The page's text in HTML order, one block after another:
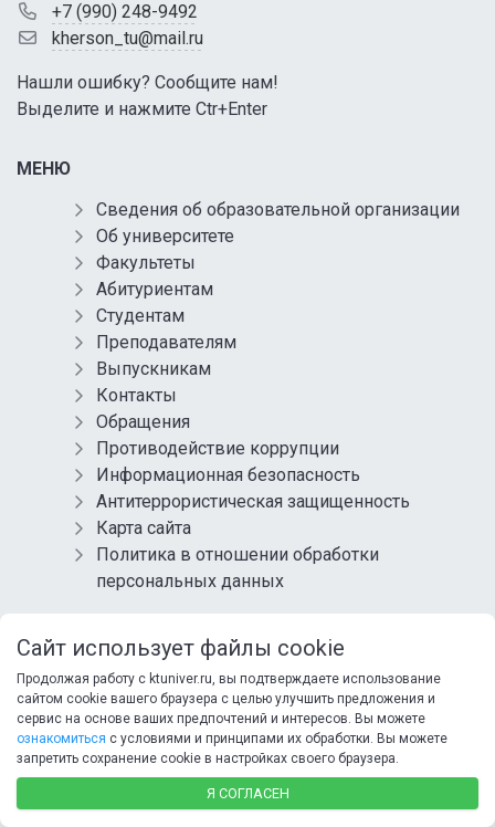
+7 (990) 248-9492
kherson_tu@mail.ru
Нашли ошибку? Сообщите нам!
Выделите и нажмите Ctr+Enter
МЕНЮ
Сведения об образовательной организации
Об университете
Факультеты
Абитуриентам
Студентам
Преподавателям
Выпускникам
Контакты
Обращения
Противодействие коррупции
Информационная безопасность
Антитеррористическая защищенность
Карта сайта
Политика в отношении обработки
персональных данных
СОЦИАЛЬНЫЕ СЕТИ
Сайт использует файлы cookie
Продолжая работу с ktuniver.ru, вы подтверждаете использование
сайтом cookie вашего браузера с целью улучшить предложения и
сервис на основе ваших предпочтений и интересов. Вы можете
ознакомиться с условиями и принципами их обработки. Вы можете
запретить сохранение cookie в настройках своего браузера.
Я СОГЛАСЕН